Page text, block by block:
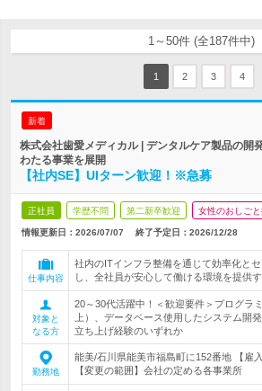
1～50件 (全187件中)
1 2 3 4
新着
株式会社歯愛メディカル | デンタルケア製品の開
わたる事業を展開
【社内SE】UIターン歓迎！※急募
正社員 学歴不問 第二新卒歓迎 女性のおしご
情報更新日：2026/07/07 終了予定日： 2026/12/28
仕事内容
社内のITインフラ整備を通じて効率化と
し、全社員が安心して働ける環境を提供す
対象と
なる方
20～30代活躍中！＜歓迎要件＞プログラ
上）、データベース使用したシステム開
立ち上げ経験のいずれか
勤務地
能美/石川県能美市福島町に152番地 【雇
【変更の範囲】会社の定める各事業所